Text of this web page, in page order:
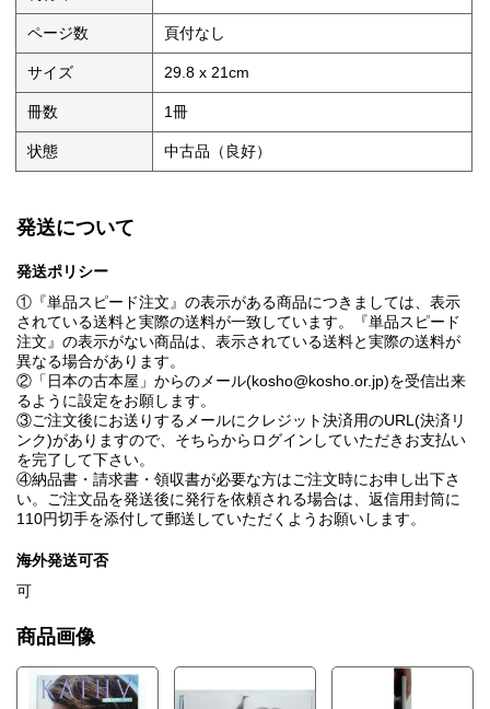
ページ数 頁付なし
サイズ 29.8 x 21cm
冊数 1冊
状態 中古品（良好）
発送について
発送ポリシー
①『単品スピード注文』の表示がある商品につきましては、表示
されている送料と実際の送料が一致しています。『単品スピード
注文』の表示がない商品は、表示されている送料と実際の送料が
異なる場合があります。
②「日本の古本屋」からのメール(kosho@kosho.or.jp)を受信出来
るように設定をお願します。
③ご注文後にお送りするメールにクレジット決済用のURL(決済リ
ンク)がありますので、そちらからログインしていただきお支払い
を完了して下さい。
④納品書・請求書・領収書が必要な方はご注文時にお申し出下さ
い。ご注文品を発送後に発行を依頼される場合は、返信用封筒に
110円切手を添付して郵送していただくようお願いします。
海外発送可否
可
商品画像